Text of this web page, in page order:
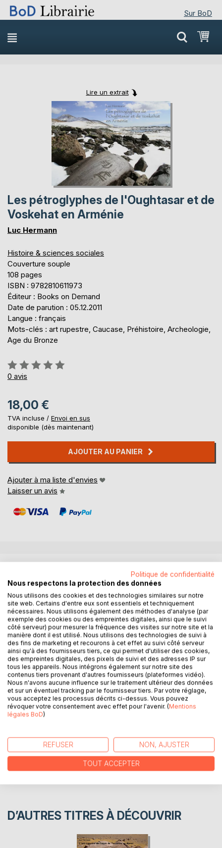
Sur BoD
Skip
to
Content
Lire un extrait
Skip
to
the
end
of
the
images
gallery
Skip
to
the
beginning
of
the
images
gallery
Les pétroglyphes de l'Oughtasar et de
Voskehat en Arménie
Luc Hermann
Histoire & sciences sociales
Couverture souple
108 pages
ISBN : 9782810611973
Éditeur : Books on Demand
Date de parution : 05.12.2011
Langue : français
Mots-clés : art rupestre, Caucase, Préhistoire, Archeologie,
Age du Bronze
Évaluation:
0%
0 avis
18,00 €
TVA incluse / Envoi en sus
disponible (dès maintenant)
AJOUTER AU PANIER
Ajouter à ma liste d'envies
Laisser un avis
Au cours des dernières décennies, de nombreux
pétroglyphes furent découverts sur l'ancien territoire de
l'Union soviétique, notamment en Arménie.
Ce livre vous propose de découvrir les dessins gravés sur
pierre, parfois vieux de trois mille ans, de deux sites
archéologiques de ce pays. Outre de nombreuses photos,
l'auteur s'attache à expliquer les thèmes, les techniques, la
datation et le sens de ces pétroglyphes.
AUTEUR(S)
D’AUTRES TITRES À DÉCOUVRIR
Politique de confidentialité
Nous respectons la protection des données
Nous utilisons des cookies et des technologies similaires sur notre
site web. Certains d'entre eux sont essentiels et techniquement
nécessaires. Nous utilisons également des méthodes d'analyse (par
exemple des cookies ou des empreintes digitales, ainsi que le suivi
côté serveur) pour mesurer la fréquence des visites sur notre site et la
manière dont il est utilisé. Nous utilisons des technologies de suivi à
des fins de marketing et recourons à cet effet au suivi côté serveur
ainsi qu'à des fournisseurs tiers, ce qui permet d'utiliser des cookies,
des empreintes digitales, des pixels de suivi et des adresses IP sur
tous les appareils. Nous intégrons également sur notre site des
contenus tiers provenant d'autres fournisseurs (plateformes vidéo).
Nous n'avons aucune influence sur le traitement ultérieur des données
et sur un éventuel tracking par le fournisseur tiers. Par votre réglage,
vous acceptez les processus décrits ci-dessus. Vous pouvez
révoquer votre consentement avec effet pour l'avenir. (Mentions
légales BoD)
REFUSER NON, AJUSTER
TOUT ACCEPTER